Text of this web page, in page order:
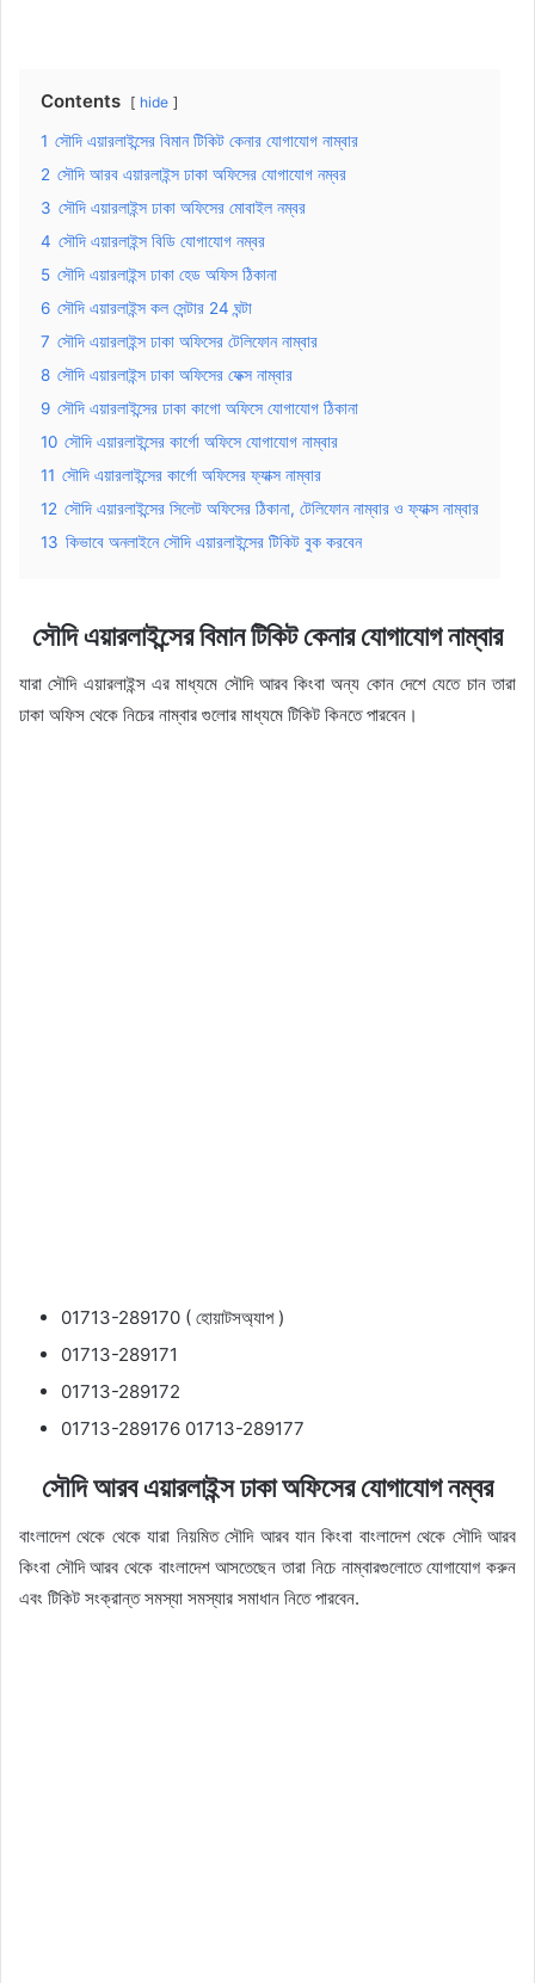
Contents hide
1 সৌদি এয়ারলাইন্সের বিমান টিকিট কেনার যোগাযোগ নাম্বার
2 সৌদি আরব এয়ারলাইন্স ঢাকা অফিসের যোগাযোগ নম্বর
3 সৌদি এয়ারলাইন্স ঢাকা অফিসের মোবাইল নম্বর
4 সৌদি এয়ারলাইন্স বিডি যোগাযোগ নম্বর
5 সৌদি এয়ারলাইন্স ঢাকা হেড অফিস ঠিকানা
6 সৌদি এয়ারলাইন্স কল সেন্টার 24 ঘন্টা
7 সৌদি এয়ারলাইন্স ঢাকা অফিসের টেলিফোন নাম্বার
8 সৌদি এয়ারলাইন্স ঢাকা অফিসের ফেক্স নাম্বার
9 সৌদি এয়ারলাইন্সের ঢাকা কাগো অফিসে যোগাযোগ ঠিকানা
10 সৌদি এয়ারলাইন্সের কার্গো অফিসে যোগাযোগ নাম্বার
11 সৌদি এয়ারলাইন্সের কার্গো অফিসের ফ্যাক্স নাম্বার
12 সৌদি এয়ারলাইন্সের সিলেট অফিসের ঠিকানা, টেলিফোন নাম্বার ও ফ্যাক্স নাম্বার
13 কিভাবে অনলাইনে সৌদি এয়ারলাইন্সের টিকিট বুক করবেন
সৌদি এয়ারলাইন্সের বিমান টিকিট কেনার যোগাযোগ নাম্বার
যারা সৌদি এয়ারলাইন্স এর মাধ্যমে সৌদি আরব কিংবা অন্য কোন দেশে যেতে চান তারা
ঢাকা অফিস থেকে নিচের নাম্বার গুলোর মাধ্যমে টিকিট কিনতে পারবেন।
01713-289170 ( হোয়াটসঅ্যাপ )
01713-289171
01713-289172
01713-289176 01713-289177
সৌদি আরব এয়ারলাইন্স ঢাকা অফিসের যোগাযোগ নম্বর
বাংলাদেশ থেকে থেকে যারা নিয়মিত সৌদি আরব যান কিংবা বাংলাদেশ থেকে সৌদি আরব
কিংবা সৌদি আরব থেকে বাংলাদেশ আসতেছেন তারা নিচে নাম্বারগুলোতে যোগাযোগ করুন
এবং টিকিট সংক্রান্ত সমস্যা সমস্যার সমাধান নিতে পারবেন.